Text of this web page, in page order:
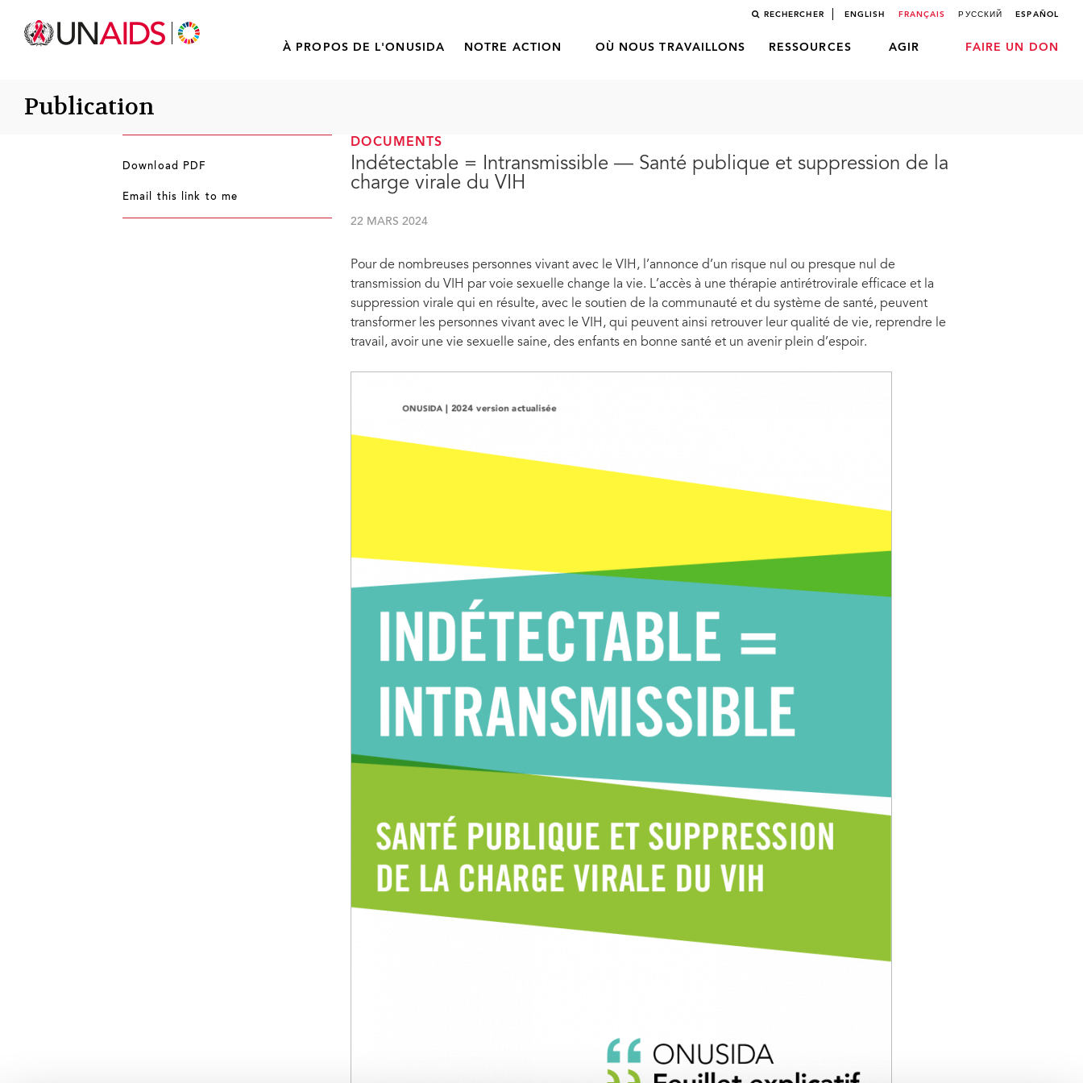
RECHERCHER ENGLISH FRANÇAIS РУССКИЙ ESPAÑOL
À PROPOS DE L'ONUSIDA NOTRE ACTION OÙ NOUS TRAVAILLONS RESSOURCES AGIR FAIRE UN DON
Publication
DOCUMENTS
Indétectable = Intransmissible — Santé publique et suppression de la
charge virale du VIH
22 MARS 2024
Pour de nombreuses personnes vivant avec le VIH, l’annonce d’un risque nul ou presque nul de
transmission du VIH par voie sexuelle change la vie. L’accès à une thérapie antirétrovirale efficace et la
suppression virale qui en résulte, avec le soutien de la communauté et du système de santé, peuvent
transformer les personnes vivant avec le VIH, qui peuvent ainsi retrouver leur qualité de vie, reprendre le
travail, avoir une vie sexuelle saine, des enfants en bonne santé et un avenir plein d’espoir.
Download PDF
Email this link to me